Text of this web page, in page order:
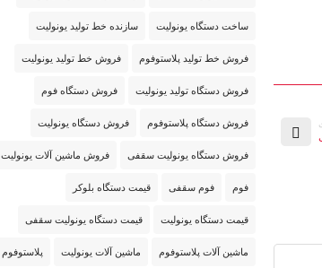
ساخت دستگاه یونولیت سازنده خط تولید یونولیت
فروش خط تولید پلاستوفوم فروش خط تولید یونولیت
فروش دستگاه تولید یونولیت فروش دستگاه فوم
فروش دستگاه پلاستوفوم فروش دستگاه یونولیت
فروش دستگاه یونولیت سقفی فروش ماشین آلات یونولیت
فوم فوم سقفی قیمت دستگاه بلوکر
قیمت دستگاه یونولیت قیمت دستگاه یونولیت سقفی
ماشین آلات پلاستوفوم ماشین آلات یونولیت پلاستوفوم